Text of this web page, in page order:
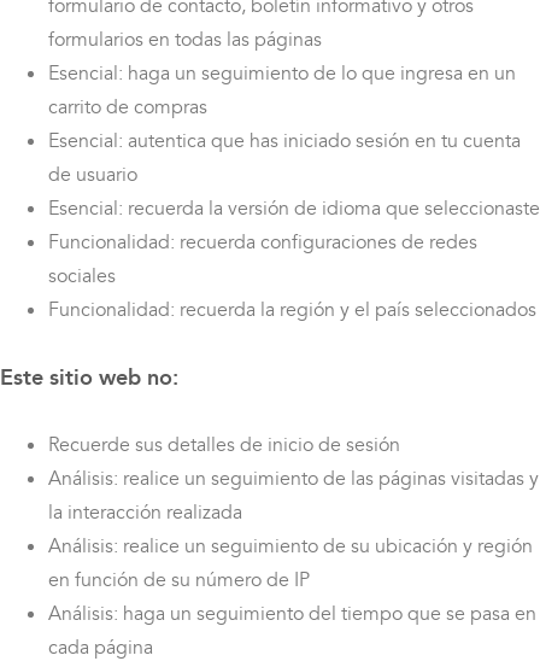
formulario de contacto, boletín informativo y otros
formularios en todas las páginas
Esencial: haga un seguimiento de lo que ingresa en un
carrito de compras
Esencial: autentica que has iniciado sesión en tu cuenta
de usuario
Esencial: recuerda la versión de idioma que seleccionaste
Funcionalidad: recuerda configuraciones de redes
sociales
Funcionalidad: recuerda la región y el país seleccionados
Este sitio web no:
Recuerde sus detalles de inicio de sesión
Análisis: realice un seguimiento de las páginas visitadas y
la interacción realizada
Análisis: realice un seguimiento de su ubicación y región
en función de su número de IP
Análisis: haga un seguimiento del tiempo que se pasa en
cada página